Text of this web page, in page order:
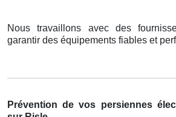
Nous travaillons avec des
garantir des équipements fiables et
Prévention de vos persiennes